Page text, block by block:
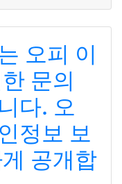
오피 이
문의
다. 오
정보 보
공개합